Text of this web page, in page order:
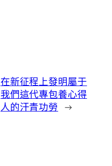
在新征程上發明屬于
我們這代專包養心得
人的汗青功勞 →